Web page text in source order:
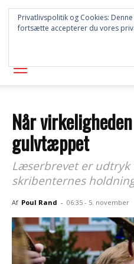
Når
gulvtæppet
Læserbrevet er
skribenternes
Af Poul Rand - 06:35 - 5. november
Privatlivspolitik og Cookies:
fortsætte accepterer du vores